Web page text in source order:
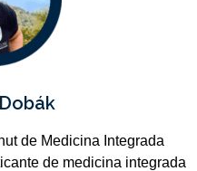
de Medicina Integrada
de medicina integrada